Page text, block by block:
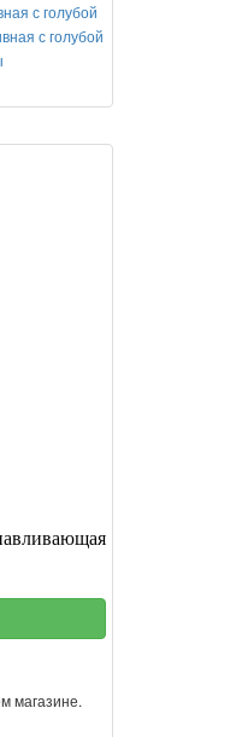
с голубой
с голубой
магазине.